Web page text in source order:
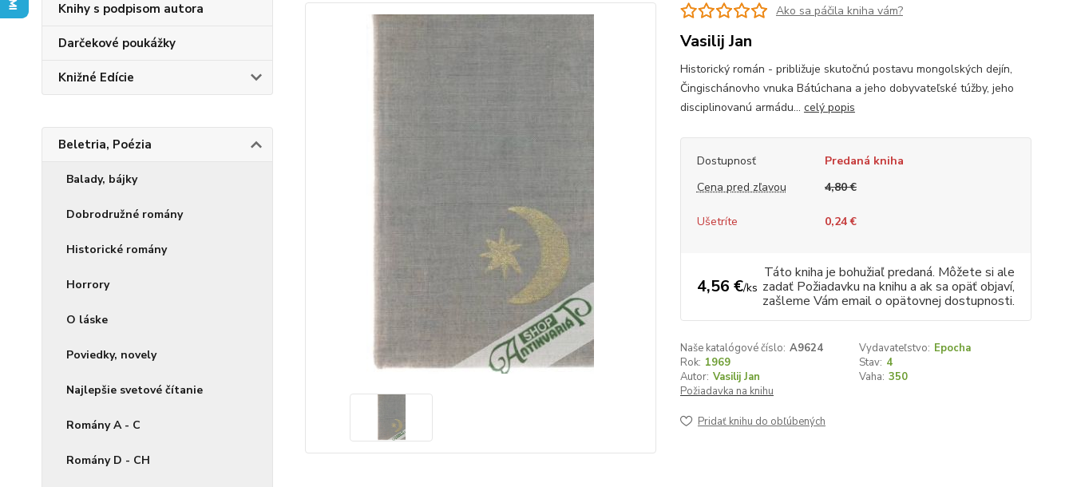
Knihy s podpisom autora
Darčekové poukážky
Knižné Edície
Beletria, Poézia
Balady, bájky
Dobrodružné romány
Historické romány
Horrory
O láske
Poviedky, novely
Najlepšie svetové čítanie
Romány A - C
Romány D - CH
Ako sa páčila kniha vám?
Vasilij Jan
Historický román - približuje skutočnú postavu mongolských dejín,
Čingischánovho vnuka Bátúchana a jeho dobyvateľské túžby, jeho
disciplinovanú armádu... celý popis
Dostupnosť
Predaná kniha
Cena pred zľavou
4,80 €
Ušetríte 0,24 €
4,56 €/ks
Táto kniha je bohužiaľ predaná. Môžete si ale
zadať Požiadavku na knihu a ak sa opäť objaví,
zašleme Vám email o opätovnej dostupnosti.
Naše katalógové číslo: A9624 Vydavateľstvo: Epocha
Rok: 1969 Stav: 4
Autor: Vasilij Jan Vaha: 350
Požiadavka na knihu
Pridať knihu do obľúbených